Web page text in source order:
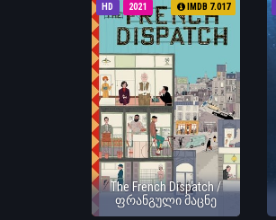
HD 2021 IMDB 7.017
The French Dispatch /
ფრანგული მაცნე